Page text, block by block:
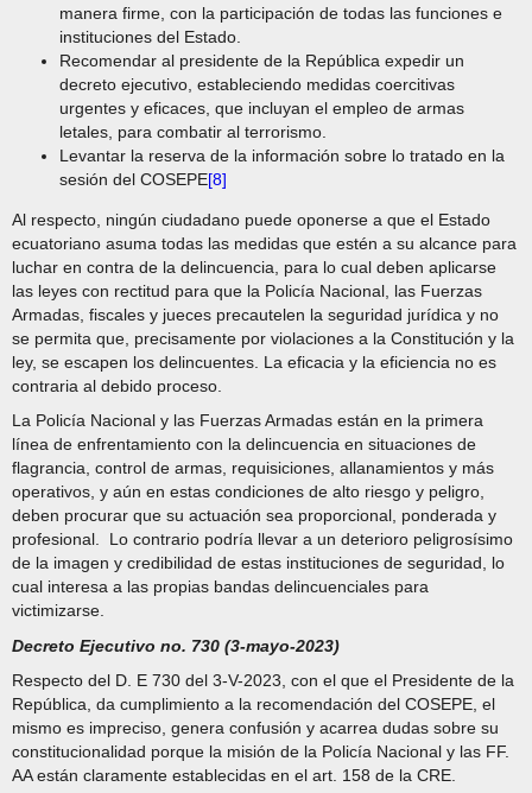
manera firme, con la participación de todas las funciones e
instituciones del Estado.
Recomendar al presidente de la República expedir un
decreto ejecutivo, estableciendo medidas coercitivas
urgentes y eficaces, que incluyan el empleo de armas
letales, para combatir al terrorismo.
Levantar la reserva de la información sobre lo tratado en la
sesión del COSEPE[8]
Al respecto, ningún ciudadano puede oponerse a que el Estado
ecuatoriano asuma todas las medidas que estén a su alcance para
luchar en contra de la delincuencia, para lo cual deben aplicarse
las leyes con rectitud para que la Policía Nacional, las Fuerzas
Armadas, fiscales y jueces precautelen la seguridad jurídica y no
se permita que, precisamente por violaciones a la Constitución y la
ley, se escapen los delincuentes. La eficacia y la eficiencia no es
contraria al debido proceso.
La Policía Nacional y las Fuerzas Armadas están en la primera
línea de enfrentamiento con la delincuencia en situaciones de
flagrancia, control de armas, requisiciones, allanamientos y más
operativos, y aún en estas condiciones de alto riesgo y peligro,
deben procurar que su actuación sea proporcional, ponderada y
profesional. Lo contrario podría llevar a un deterioro peligrosísimo
de la imagen y credibilidad de estas instituciones de seguridad, lo
cual interesa a las propias bandas delincuenciales para
victimizarse.
Decreto Ejecutivo no. 730 (3-mayo-2023)
Respecto del D. E 730 del 3-V-2023, con el que el Presidente de la
República, da cumplimiento a la recomendación del COSEPE, el
mismo es impreciso, genera confusión y acarrea dudas sobre su
constitucionalidad porque la misión de la Policía Nacional y las FF.
AA están claramente establecidas en el art. 158 de la CRE.